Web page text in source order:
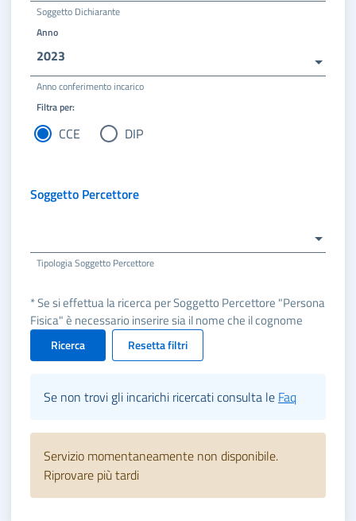
Soggetto Dichiarante
Anno
2023
Anno conferimento incarico
Filtra per:
CCE DIP
Soggetto Percettore
Tipologia Soggetto Percettore
* Se si effettua la ricerca per Soggetto Percettore "Persona
Fisica" è necessario inserire sia il nome che il cognome
Ricerca Resetta filtri
Se non trovi gli incarichi ricercati consulta le Faq
Servizio momentaneamente non disponibile.
Riprovare più tardi